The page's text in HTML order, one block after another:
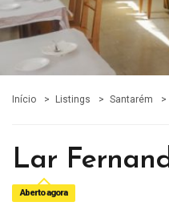
Início Listings Santarém
Lar
Aberto agora